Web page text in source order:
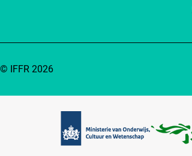
© IFFR 2026